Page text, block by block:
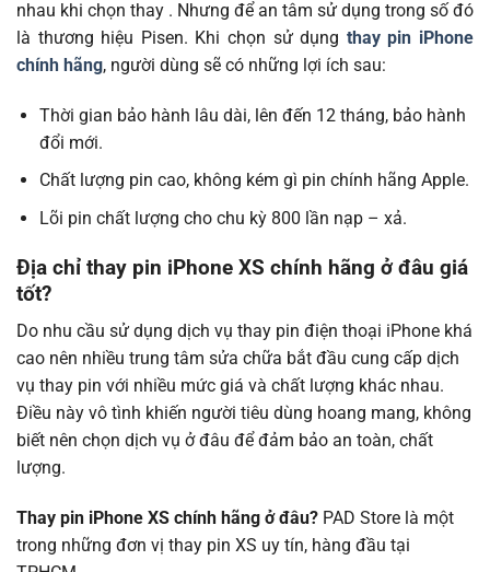
nhau khi chọn thay . Nhưng để an tâm sử dụng trong số đó
là thương hiệu Pisen. Khi chọn sử dụng thay pin iPhone
chính hãng, người dùng sẽ có những lợi ích sau:
Thời gian bảo hành lâu dài, lên đến 12 tháng, bảo hành
đổi mới.
Chất lượng pin cao, không kém gì pin chính hãng Apple.
Lõi pin chất lượng cho chu kỳ 800 lần nạp – xả.
Địa chỉ thay pin iPhone XS chính hãng ở đâu giá
tốt?
Do nhu cầu sử dụng dịch vụ thay pin điện thoại iPhone khá
cao nên nhiều trung tâm sửa chữa bắt đầu cung cấp dịch
vụ thay pin với nhiều mức giá và chất lượng khác nhau.
Điều này vô tình khiến người tiêu dùng hoang mang, không
biết nên chọn dịch vụ ở đâu để đảm bảo an toàn, chất
lượng.
Thay pin iPhone XS chính hãng ở đâu? PAD Store là một
trong những đơn vị thay pin XS uy tín, hàng đầu tại